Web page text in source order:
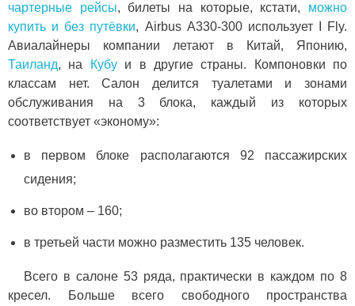
чартерные рейсы, билеты на которые, кстати, можно
купить и без путёвки, Airbus А330-300 использует I Fly.
Авиалайнеры компании летают в Китай, Японию,
Таиланд, на Кубуи в другие страны. Компоновки по
классам нет. Салон делится туалетами и зонами
обслуживания на 3 блока, каждый из которых
соответствует «эконому»:
в первом блоке располагаются 92 пассажирских
сидения;
во втором – 160;
в третьей части можно разместить 135 человек.
Всего в салоне 53 ряда, практически в каждом по 8
кресел. Больше всего свободного пространства